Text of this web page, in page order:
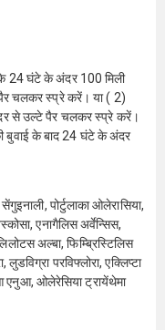
24 घंटे के अंदर 100 मिली
चलकर स्प्रे करें। या ( 2)
से उल्टे पैर चलकर स्प्रे करें।
के बाद 24 घंटे के अंदर
पोर्टुलाका ओलेरासिया,
एनागैलिस अर्वेन्सिस,
अल्बा, फिम्ब्रिस्टिलिस
परविफ्लोरा, एक्लिप्टा
एनुआ, ओलेरेसिया ट्रायेंथेमा